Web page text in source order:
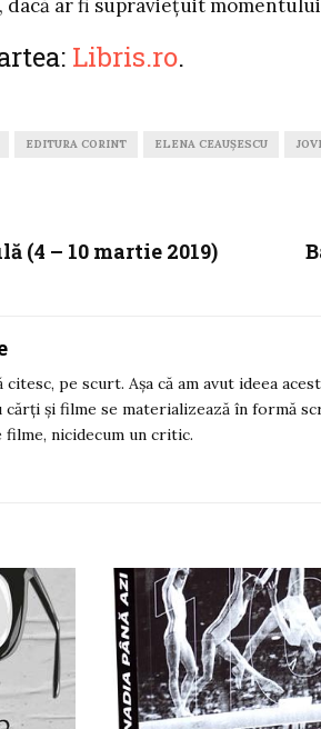
ar fi supraviețuit momentului
Libris.ro.
EDITURA CORINT ELENA CEAUȘESCU JOVI
(4 – 10 martie 2019)
citesc, pe scurt. Așa că am avut ideea
cărți și filme se materializează în formă
filme, nicidecum un critic.